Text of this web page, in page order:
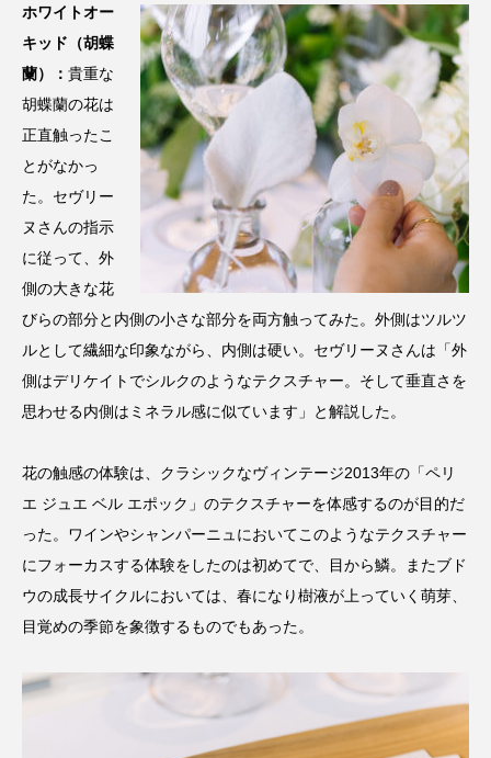
ホワイトオー
キッド（胡蝶
蘭）： 貴重な
胡蝶蘭の花は
正直触ったこ
とがなかっ
た。セヴリー
ヌさんの指示
に従って、外
側の大きな花
びらの部分と内側の小さな部分を両方触ってみた。外側はツルツ
ルとして繊細な印象ながら、内側は硬い。セヴリーヌさんは「外
側はデリケイトでシルクのようなテクスチャー。そして垂直さを
思わせる内側はミネラル感に似ています」と解説した。
花の触感の体験は、クラシックなヴィンテージ2013年の「ペリ
エ ジュエ ベル エポック」のテクスチャーを体感するのが目的だ
った。ワインやシャンパーニュにおいてこのようなテクスチャー
にフォーカスする体験をしたのは初めてで、目から鱗。またブド
ウの成長サイクルにおいては、春になり樹液が上っていく萌芽、
目覚めの季節を象徴するものでもあった。